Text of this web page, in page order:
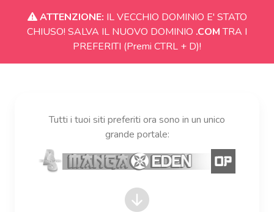
ATTENZIONE: IL VECCHIO DOMINIO E' STATO
CHIUSO! SALVA IL NUOVO DOMINIO .COMTRA I
PREFERITI (Premi CTRL + D)!
Tutti i tuoi siti preferiti ora sono in un unico
grande portale: